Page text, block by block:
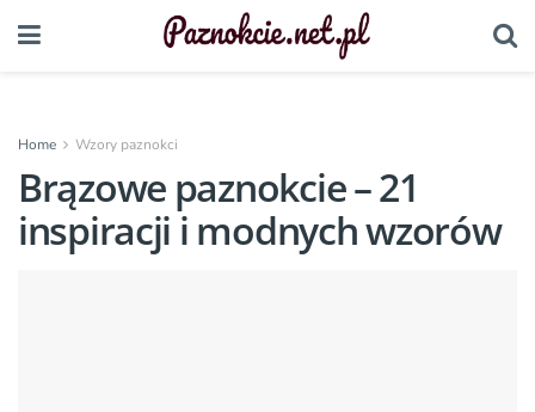
Home Wzory paznokci
Brązowe paznokcie – 21
inspiracji i modnych wzorów